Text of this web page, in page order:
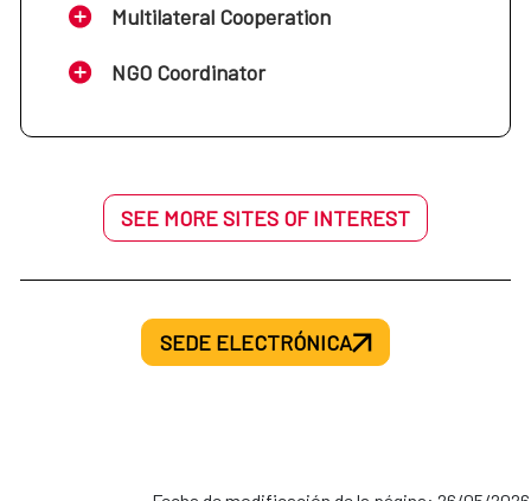
Multilateral Cooperation
NGO Coordinator
SEE MORE SITES OF INTEREST
SEDE ELECTRÓNICA